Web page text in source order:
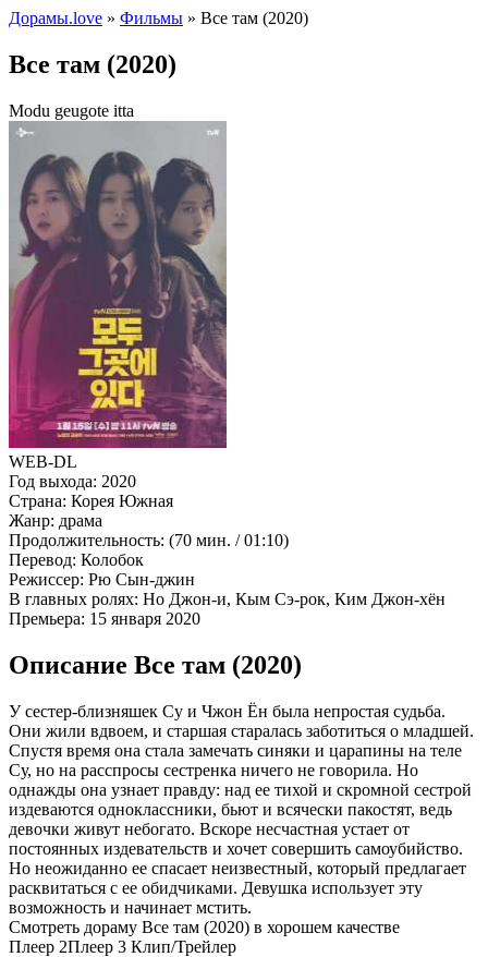
Дорамы.love » Фильмы » Все там (2020)
Все там (2020)
Modu geugote itta
WEB-DL
Год выхода: 2020
Страна: Корея Южная
Жанр: драма
Продолжительность: (70 мин. / 01:10)
Перевод: Колобок
Режиссер: Рю Сын-джин
В главных ролях: Но Джон-и, Кым Сэ-рок, Ким Джон-хён
Премьера: 15 января 2020
Описание Все там (2020)
У сестер-близняшек Су и Чжон Ён была непростая судьба.
Они жили вдвоем, и старшая старалась заботиться о младшей.
Спустя время она стала замечать синяки и царапины на теле
Су, но на расспросы сестренка ничего не говорила. Но
однажды она узнает правду: над ее тихой и скромной сестрой
издеваются одноклассники, бьют и всячески пакостят, ведь
девочки живут небогато. Вскоре несчастная устает от
постоянных издевательств и хочет совершить самоубийство.
Но неожиданно ее спасает неизвестный, который предлагает
расквитаться с ее обидчиками. Девушка использует эту
возможность и начинает мстить.
Смотреть дораму Все там (2020) в хорошем качестве
Плеер 2Плеер 3 Клип/Трейлер